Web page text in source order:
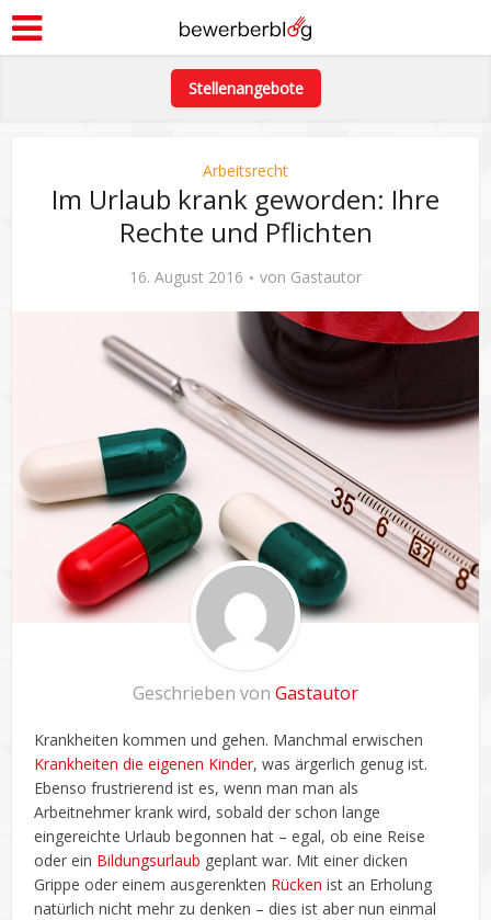
Stellenangebote
Arbeitsrecht
Im Urlaub krank geworden: Ihre
Rechte und Pflichten
16. August 2016 von Gastautor
Geschrieben von Gastautor
Krankheiten kommen und gehen. Manchmal erwischen
Krankheiten die eigenen Kinder, was ärgerlich genug ist.
Ebenso frustrierend ist es, wenn man man als
Arbeitnehmer krank wird, sobald der schon lange
eingereichte Urlaub begonnen hat – egal, ob eine Reise
oder ein Bildungsurlaub geplant war. Mit einer dicken
Grippe oder einem ausgerenkten Rücken ist an Erholung
natürlich nicht mehr zu denken – dies ist aber nun einmal